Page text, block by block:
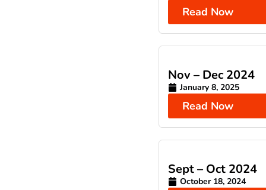
Read Now
Nov – Dec 2024
January 8, 2025
Read Now
Sept – Oct 2024
October 18, 2024